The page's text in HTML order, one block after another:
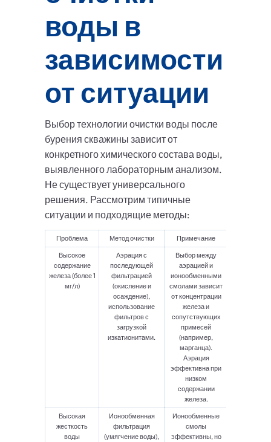
воды в
зависимости
от ситуации
Выбор технологии очистки воды после
бурения скважины зависит от
конкретного химического состава воды,
выявленного лабораторным анализом.
Не существует универсального
решения. Рассмотрим типичные
ситуации и подходящие методы:
Проблема Метод очистки
Примечание
Высокое
содержание
железа (более 1
мг/л)
Аэрация с
последующей
фильтрацией
(окисление и
осаждение),
использование
фильтров с
загрузкой
изкатионитами.
Выбор между
аэрацией и
ионообменными
смолами зависит
от концентрации
железа и
сопутствующих
примесей
(например,
марганца).
Аэрация
эффективна при
низком
содержании
железа.
Высокая
жесткость
воды
Ионообменная
фильтрация
(умягчение воды),
Ионообменные
смолы
эффективны, но